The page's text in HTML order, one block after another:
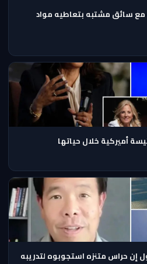
سائق مشتبه بتعاطيه مواد
أميركية خلال حياتها
حراس متنزه استجوبوه لتدريبه